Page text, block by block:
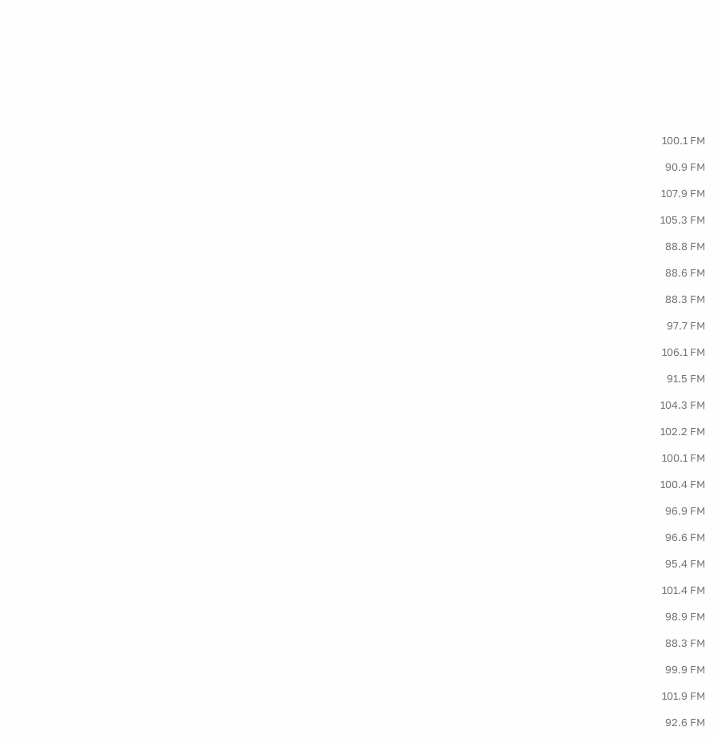
100.1 FM
90.9 FM
107.9 FM
105.3 FM
88.8 FM
88.6 FM
88.3 FM
97.7 FM
106.1 FM
91.5 FM
104.3 FM
102.2 FM
100.1 FM
100.4 FM
96.9 FM
96.6 FM
95.4 FM
101.4 FM
98.9 FM
88.3 FM
99.9 FM
101.9 FM
92.6 FM